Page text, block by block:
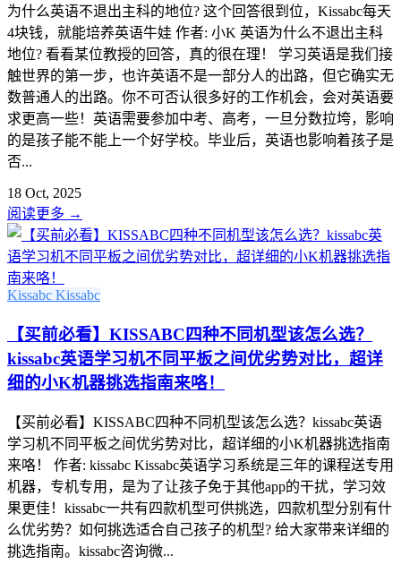
为什么英语不退出主科的地位? 这个回答很到位，Kissabc每天
4块钱，就能培养英语牛娃 作者: 小K 英语为什么不退出主科
地位? 看看某位教授的回答，真的很在理！ 学习英语是我们接
触世界的第一步，也许英语不是一部分人的出路，但它确实无
数普通人的出路。你不可否认很多好的工作机会，会对英语要
求更高一些！英语需要参加中考、高考，一旦分数拉垮，影响
的是孩子能不能上一个好学校。毕业后，英语也影响着孩子是
否...
18 Oct, 2025
阅读更多 →
Kissabc Kissabc
【买前必看】KISSABC四种不同机型该怎么选？
kissabc英语学习机不同平板之间优劣势对比，超详
细的小K机器挑选指南来咯！
【买前必看】KISSABC四种不同机型该怎么选？kissabc英语
学习机不同平板之间优劣势对比，超详细的小K机器挑选指南
来咯！ 作者: kissabc Kissabc英语学习系统是三年的课程送专用
机器，专机专用，是为了让孩子免于其他app的干扰，学习效
果更佳！kissabc一共有四款机型可供挑选，四款机型分别有什
么优劣势？如何挑选适合自己孩子的机型? 给大家带来详细的
挑选指南。kissabc咨询微...